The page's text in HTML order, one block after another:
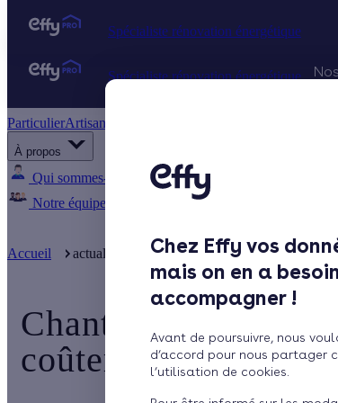
Chez Effy vos
mais on en a
accompagner !
Avant de poursuivre, nous
d’accord pour nous partager
l’utilisation de cookies.
ParticulierArtisan / installateur
À propos
Qui sommes-nous ? Pourquoi Effy ?
Notre équipe
Rejoignez-nous
Spécialiste rénovation énergétique
Spécialiste rénovation énergétique
Accueil actualite Chantiers sous la pluie : les
Chantiers sous la
coûter cher